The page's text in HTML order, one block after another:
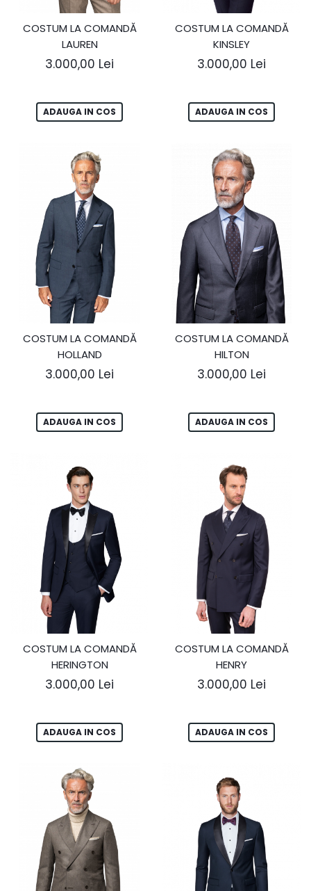
COSTUM LA COMANDĂ
LAUREN
3.000,00 Lei
ADAUGA IN COS
COSTUM LA COMANDĂ
KINSLEY
3.000,00 Lei
ADAUGA IN COS
COSTUM LA COMANDĂ
HOLLAND
3.000,00 Lei
ADAUGA IN COS
COSTUM LA COMANDĂ
HILTON
3.000,00 Lei
ADAUGA IN COS
COSTUM LA COMANDĂ
HERINGTON
3.000,00 Lei
ADAUGA IN COS
COSTUM LA COMANDĂ
HENRY
3.000,00 Lei
ADAUGA IN COS